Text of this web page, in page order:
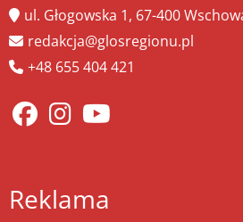
ul. Głogowska 1, 67-400
redakcja@glosregionu.pl
+48 655 404 421
Reklama